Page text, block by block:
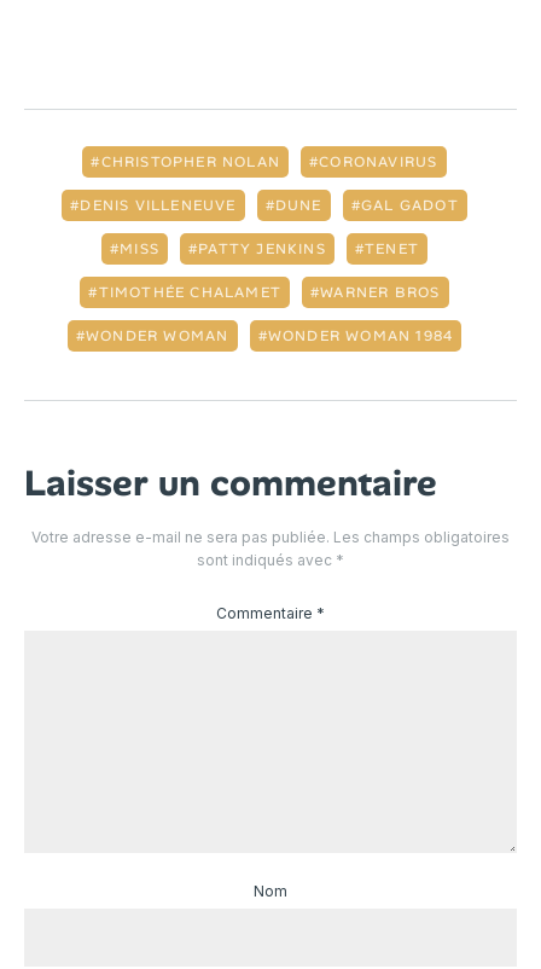
CHRISTOPHER NOLAN CORONAVIRUS
DENIS VILLENEUVE DUNE GAL GADOT
MISS PATTY JENKINS TENET
TIMOTHÉE CHALAMET WARNER BROS
WONDER WOMAN WONDER WOMAN 1984
Laisser un commentaire
Votre adresse e-mail ne sera pas publiée. Les champs obligatoires
sont indiqués avec *
Commentaire *
Nom